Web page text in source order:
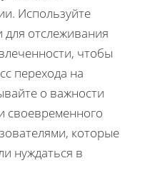
Используйте
для отслеживания
чтобы
перехода на
о важности
своевременного
которые
нуждаться в